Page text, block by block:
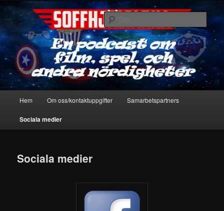
Hoppa
primärt
innehållSoffhjältarna
En podcast om film, spel & andra nördigheter
Sök
Hem Om oss/kontaktuppgifter Samarbetspartners
Sociala medier
Sociala medier